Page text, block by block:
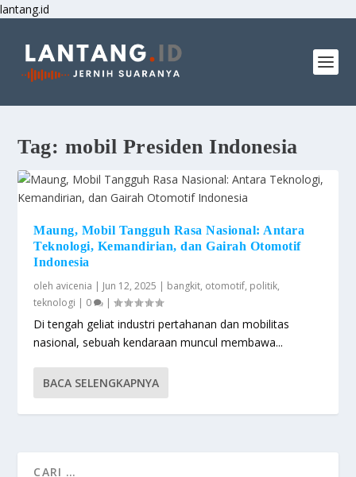
lantang.id
Tag: mobil Presiden Indonesia
Maung, Mobil Tangguh Rasa Nasional: Antara
Teknologi, Kemandirian, dan Gairah Otomotif
Indonesia
oleh avicenia | Jun 12, 2025 | bangkit, otomotif, politik,
teknologi | 0 |
Di tengah geliat industri pertahanan dan mobilitas
nasional, sebuah kendaraan muncul membawa...
BACA SELENGKAPNYA